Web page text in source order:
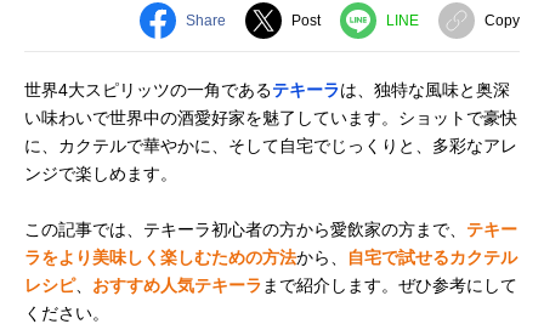
Share Post LINE Copy
世界4大スピリッツの一角であるテキーラは、独特な風味と奥深
い味わいで世界中の酒愛好家を魅了しています。ショットで豪快
に、カクテルで華やかに、そして自宅でじっくりと、多彩なアレ
ンジで楽しめます。
この記事では、テキーラ初心者の方から愛飲家の方まで、 テキー
ラをより美味しく楽しむための方法から、
自宅で試せるカクテル
レシピ、 おすすめ人気テキーラ まで紹介します。ぜひ参考にして
ください。